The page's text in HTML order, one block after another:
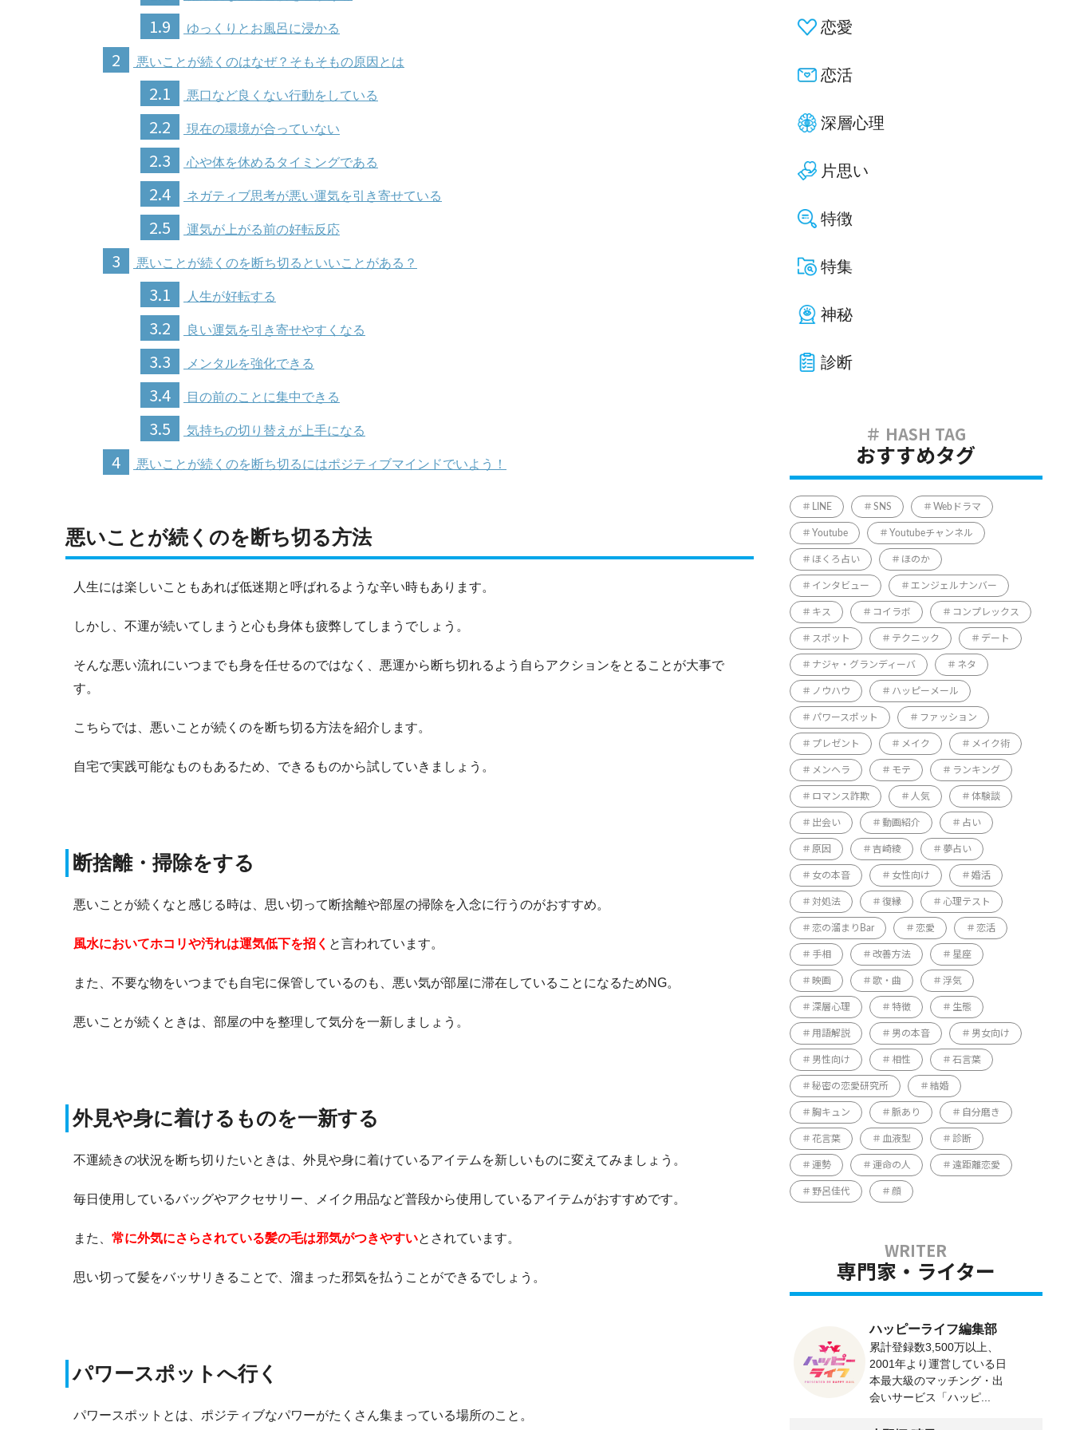
1.9 ゆっくりとお風呂に浸かる
2 悪いことが続くのはなぜ？そもそもの原因とは
2.1 悪口など良くない行動をしている
2.2 現在の環境が合っていない
2.3 心や体を休めるタイミングである
2.4 ネガティブ思考が悪い運気を引き寄せている
2.5 運気が上がる前の好転反応
3 悪いことが続くのを断ち切るといいことがある？
3.1 人生が好転する
3.2 良い運気を引き寄せやすくなる
3.3 メンタルを強化できる
3.4 目の前のことに集中できる
3.5 気持ちの切り替えが上手になる
4 悪いことが続くのを断ち切るにはポジティブマインドでいよう！
悪いことが続くのを断ち切る方法
人生には楽しいこともあれば低迷期と呼ばれるような辛い時もあります。
しかし、不運が続いてしまうと心も身体も疲弊してしまうでしょう。
そんな悪い流れにいつまでも身を任せるのではなく、悪運から断ち切れるよう自らアクションをとることが大事で
す。
こちらでは、悪いことが続くのを断ち切る方法を紹介します。
自宅で実践可能なものもあるため、できるものから試していきましょう。
断捨離・掃除をする
悪いことが続くなと感じる時は、思い切って断捨離や部屋の掃除を入念に行うのがおすすめ。
風水においてホコリや汚れは運気低下を招く と言われています。
また、不要な物をいつまでも自宅に保管しているのも、悪い気が部屋に滞在していることになるためNG。
悪いことが続くときは、部屋の中を整理して気分を一新しましょう。
外見や身に着けるものを一新する
不運続きの状況を断ち切りたいときは、外見や身に着けているアイテムを新しいものに変えてみましょう。
毎日使用しているバッグやアクセサリー、メイク用品など普段から使用しているアイテムがおすすめです。
また、 常に外気にさらされている髪の毛は邪気がつきやすいとされています。
思い切って髪をバッサリきることで、溜まった邪気を払うことができるでしょう。
パワースポットへ行く
パワースポットとは、ポジティブなパワーがたくさん集まっている場所のこと。
恋愛
恋活
深層心理
片思い
特徴
特集
神秘
診断
おすすめタグ
LINE SNS Webドラマ
Youtube Youtubeチャンネル
ほくろ占い ほのか
インタビュー エンジェルナンバー
キス コイラボ コンプレックス
スポット テクニック デート
ナジャ・グランディーバ ネタ
ノウハウ ハッピーメール
パワースポット ファッション
プレゼント メイク メイク術
メンヘラ モテ ランキング
ロマンス詐欺 人気 体験談
出会い 動画紹介 占い
原因 吉崎綾 夢占い
女の本音 女性向け 婚活
対処法 復縁 心理テスト
恋の溜まりBar 恋愛 恋活
手相 改善方法 星座
映画 歌・曲 浮気
深層心理 特徴 生態
用語解説 男の本音 男女向け
男性向け 相性 石言葉
秘密の恋愛研究所 結婚
胸キュン 脈あり 自分磨き
花言葉 血液型 診断
運勢 運命の人 遠距離恋愛
野呂佳代 顔
専門家・ライター
ハッピーライフ編集部
累計登録数3,500万以上、
2001年より運営している日
本最大級のマッチング・出
会いサービス「ハッピ...